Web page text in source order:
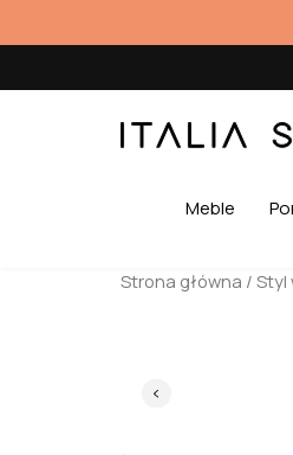
Meble
Strona główna / Styl